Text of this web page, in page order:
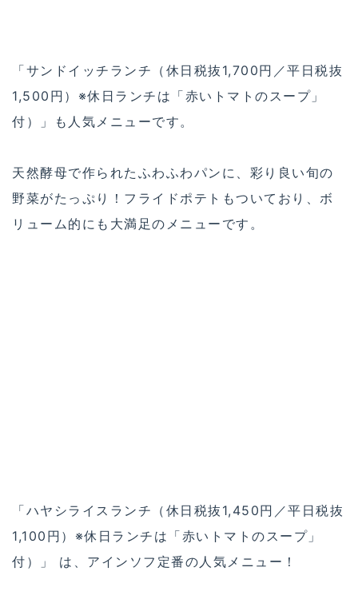
「サンドイッチランチ（休日税抜1,700円／平日税抜
1,500円）※休日ランチは「赤いトマトのスープ」
付）」も人気メニューです。
天然酵母で作られたふわふわパンに、彩り良い旬の
野菜がたっぷり！フライドポテトもついており、ボ
リューム的にも大満足のメニューです。
「ハヤシライスランチ（休日税抜1,450円／平日税抜
1,100円）※休日ランチは「赤いトマトのスープ」
付）」 は、アインソフ定番の人気メニュー！